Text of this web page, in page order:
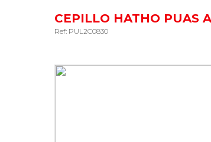
CEPILLO HATHO PUAS
Ref: PUL2C0830